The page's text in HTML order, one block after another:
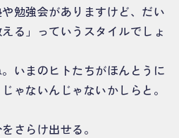
勉強会がありますけど、だい
る」っていうスタイルでしょ
いまのヒトたちがほんとうに
ゃないんじゃないかしらと。
さらけ出せる。